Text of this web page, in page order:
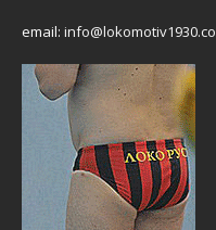
email: